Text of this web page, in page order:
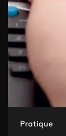
Pratique